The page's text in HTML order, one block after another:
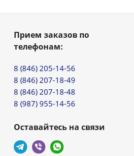
Прием заказов по
телефонам:
8 (846) 205-14-56
8 (846) 207-18-49
8 (846) 207-18-48
8 (987) 955-14-56
Оставайтесь на связи